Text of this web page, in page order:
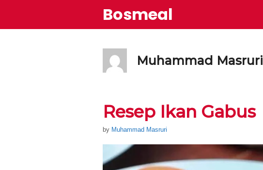
content
Bosmeal
Muhammad Masruri
Resep Ikan Gabus
by Muhammad Masruri